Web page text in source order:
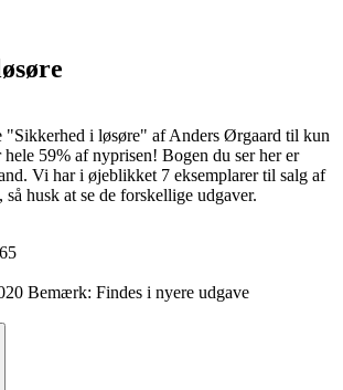
"Sikkerhed i løsøre" af Anders Ørgaard til kun
59% af nyprisen! Bogen du ser her er
Vi har i øjeblikket 7 eksemplarer til salg af
husk at se de forskellige udgaver.
Bemærk: Findes i nyere udgave